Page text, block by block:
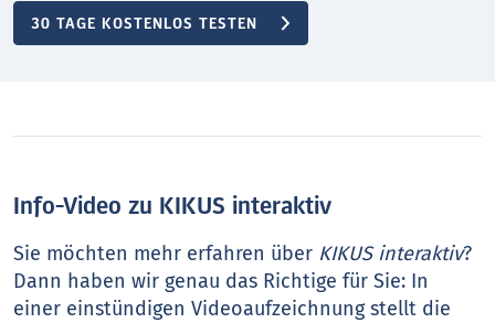
30 TAGE KOSTENLOS TESTEN
Info-Video zu KIKUS interaktiv
Sie möchten mehr erfahren über KIKUS interaktiv?
Dann haben wir genau das Richtige für Sie: In
einer einstündigen Video­aufzeichnung stellt die